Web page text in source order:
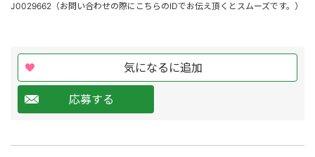
J0029662（お問い合わせの際にこちらのIDでお伝え頂くとスムーズです。）
気になるに追加
応募する